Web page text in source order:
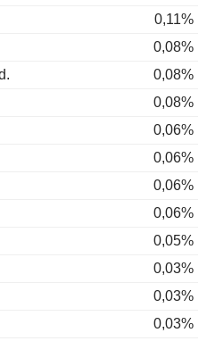
0,11%
0,08%
0,08%
0,08%
0,06%
0,06%
0,06%
0,06%
0,05%
0,03%
0,03%
0,03%